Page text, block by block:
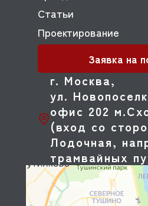
г. Москва,
ул.
офис 202
(вход со
Лодочная,
трамвайных
Статьи
Проектирование
Заявка на